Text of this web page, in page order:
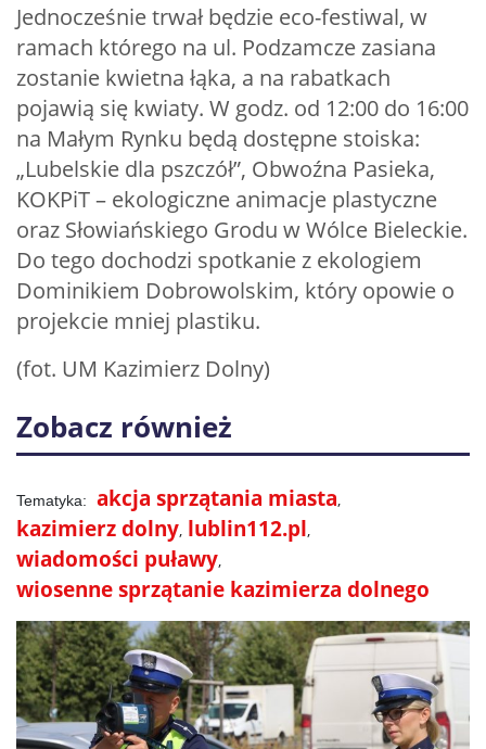
Jednocześnie trwał będzie eco-festiwal, w
ramach którego na ul. Podzamcze zasiana
zostanie kwietna łąka, a na rabatkach
pojawią się kwiaty. W godz. od 12:00 do 16:00
na Małym Rynku będą dostępne stoiska:
„Lubelskie dla pszczół”, Obwoźna Pasieka,
KOKPiT – ekologiczne animacje plastyczne
oraz Słowiańskiego Grodu w Wólce Bieleckie.
Do tego dochodzi spotkanie z ekologiem
Dominikiem Dobrowolskim, który opowie o
projekcie mniej plastiku.
(fot. UM Kazimierz Dolny)
Zobacz również
akcja sprzątania miasta
kazimierz dolny lublin112.pl
wiadomości puławy
wiosenne sprzątanie kazimierza dolnego